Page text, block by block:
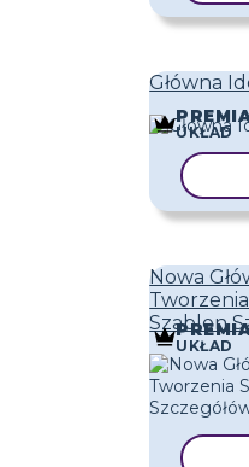
Główna
UKŁAD
Nowa
Szablon
UKŁAD